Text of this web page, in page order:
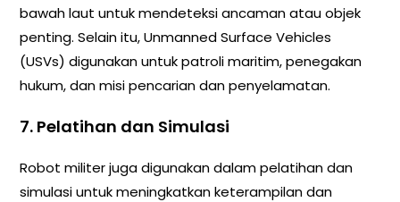
bawah laut untuk mendeteksi ancaman atau objek
penting. Selain itu, Unmanned Surface Vehicles
(USVs) digunakan untuk patroli maritim, penegakan
hukum, dan misi pencarian dan penyelamatan.
7. Pelatihan dan Simulasi
Robot militer juga digunakan dalam pelatihan dan
simulasi untuk meningkatkan keterampilan dan